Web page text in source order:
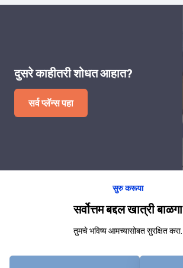
दुसरे काहीतरी शोधत आहात?
सर्व प्लॅन्स पहा
सुरु करूया
सर्वोत्तम बद्दल खात्री बाळगा
तुमचे भविष्य आमच्यासोबत सुरक्षित करा.